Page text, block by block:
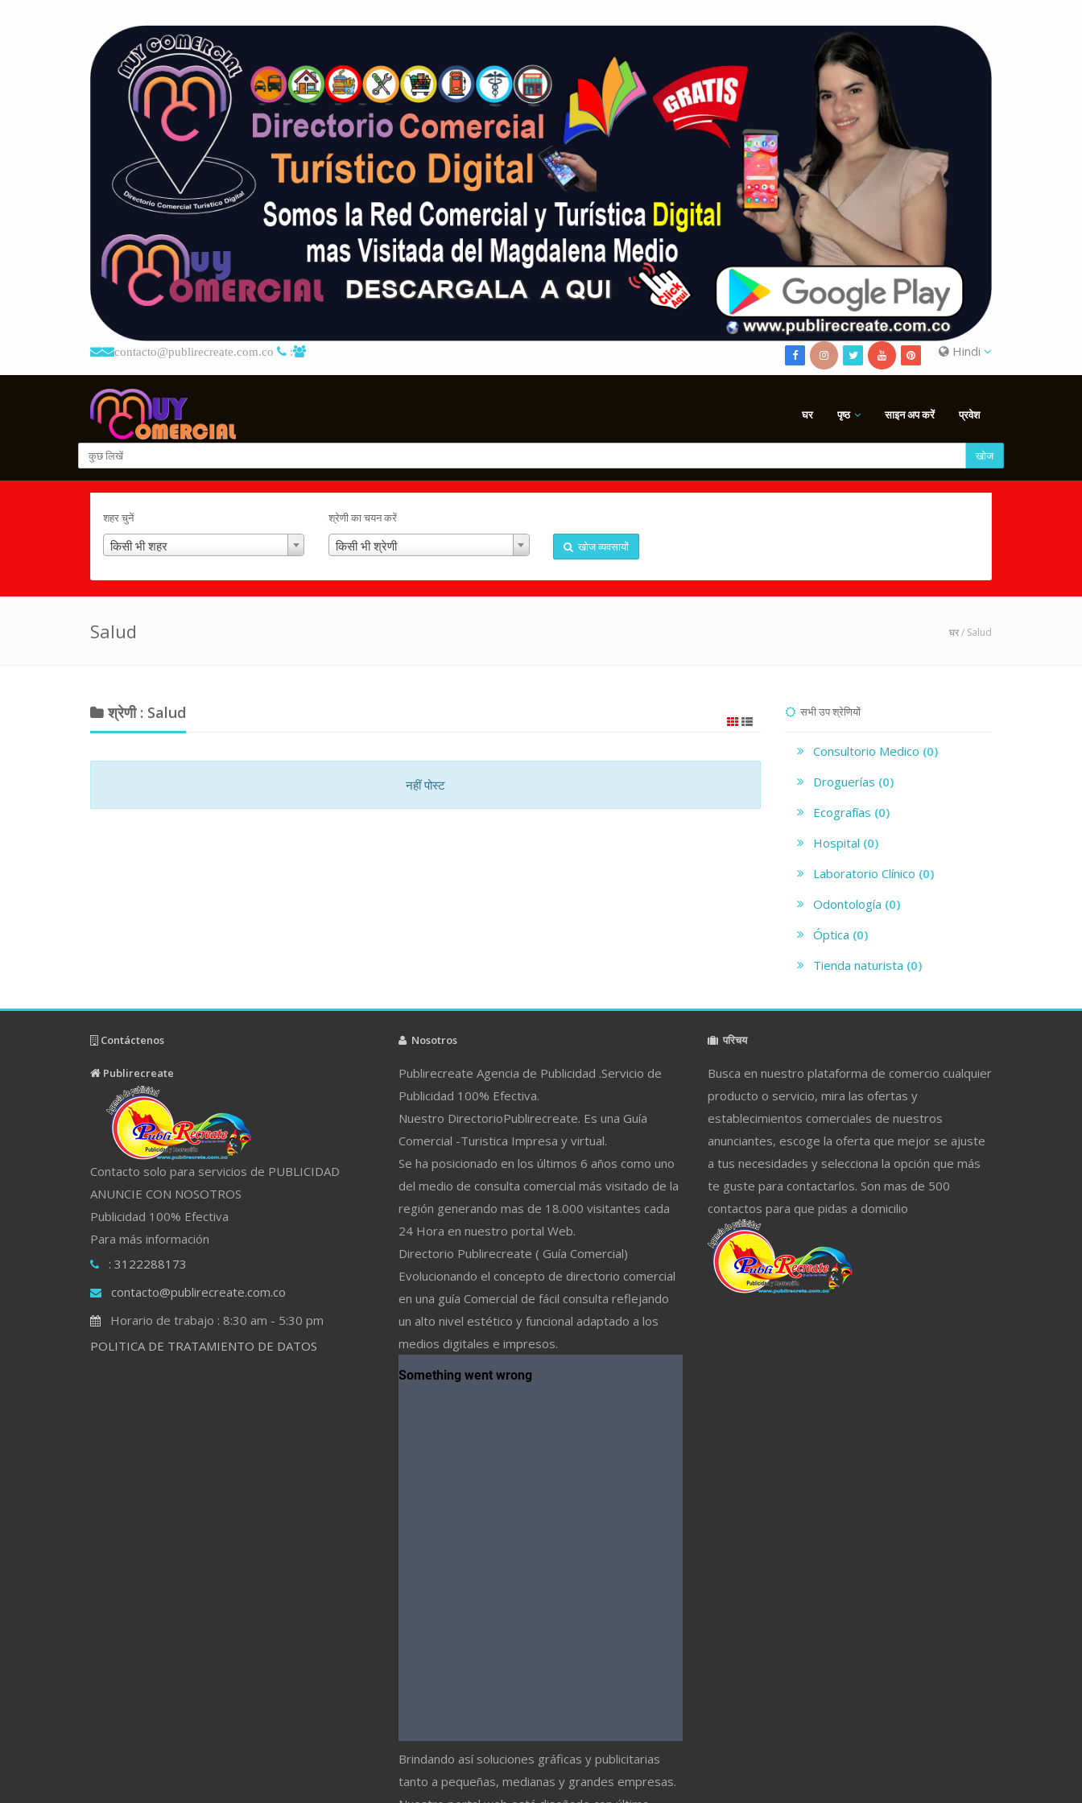
contacto@publirecreate.com.co : Hindi
घर पृष्ठ साइन अप करें प्रवेश
खोज
शहर चुनें
किसी भी शहर
श्रेणी का चयन करें
किसी भी श्रेणी खोज व्यवसायों
Salud घर/ Salud
श्रेणी : Salud
नहीं पोस्ट
सभी उप श्रेणियों
Consultorio Medico
(0)
Droguerías
(0)
Ecografías
(0)
Hospital
(0)
Laboratorio Clínico
(0)
Odontología
(0)
Óptica
(0)
Tienda naturista
(0)
Contáctenos
Publirecreate
Contacto solo para servicios de PUBLICIDAD
ANUNCIE CON NOSOTROS
Publicidad 100% Efectiva
Para más información
: 3122288173
contacto@publirecreate.com.co
Horario de trabajo : 8:30 am - 5:30 pm
POLITICA DE TRATAMIENTO DE DATOS
Nosotros
Publirecreate Agencia de Publicidad .Servicio de
Publicidad 100% Efectiva.
Nuestro DirectorioPublirecreate. Es una Guía
Comercial -Turistica Impresa y virtual.
Se ha posicionado en los últimos 6 años como uno
del medio de consulta comercial más visitado de la
región generando mas de 18.000 visitantes cada
24 Hora en nuestro portal Web.
Directorio Publirecreate ( Guía Comercial)
Evolucionando el concepto de directorio comercial
en una guía Comercial de fácil consulta reflejando
un alto nivel estético y funcional adaptado a los
medios digitales e impresos.
Brindando así soluciones gráficas y publicitarias
tanto a pequeñas, medianas y grandes empresas.
परिचय
Busca en nuestro plataforma de comercio cualquier
producto o servicio, mira las ofertas y
establecimientos comerciales de nuestros
anunciantes, escoge la oferta que mejor se ajuste
a tus necesidades y selecciona la opción que más
te guste para contactarlos. Son mas de 500
contactos para que pidas a domicilio